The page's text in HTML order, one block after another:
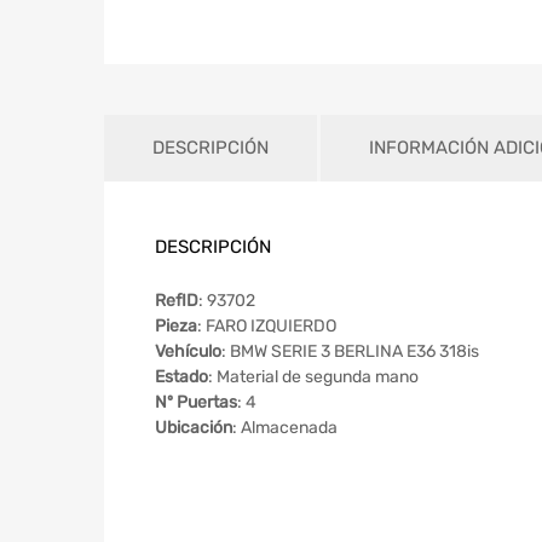
DESCRIPCIÓN INFORMACIÓN
DESCRIPCIÓN
RefID: 93702
Pieza: FARO IZQUIERDO
Vehículo: BMW SERIE 3 BERLINA E36 318is
Estado: Material de segunda mano
Nº Puertas: 4
Ubicación: Almacenada